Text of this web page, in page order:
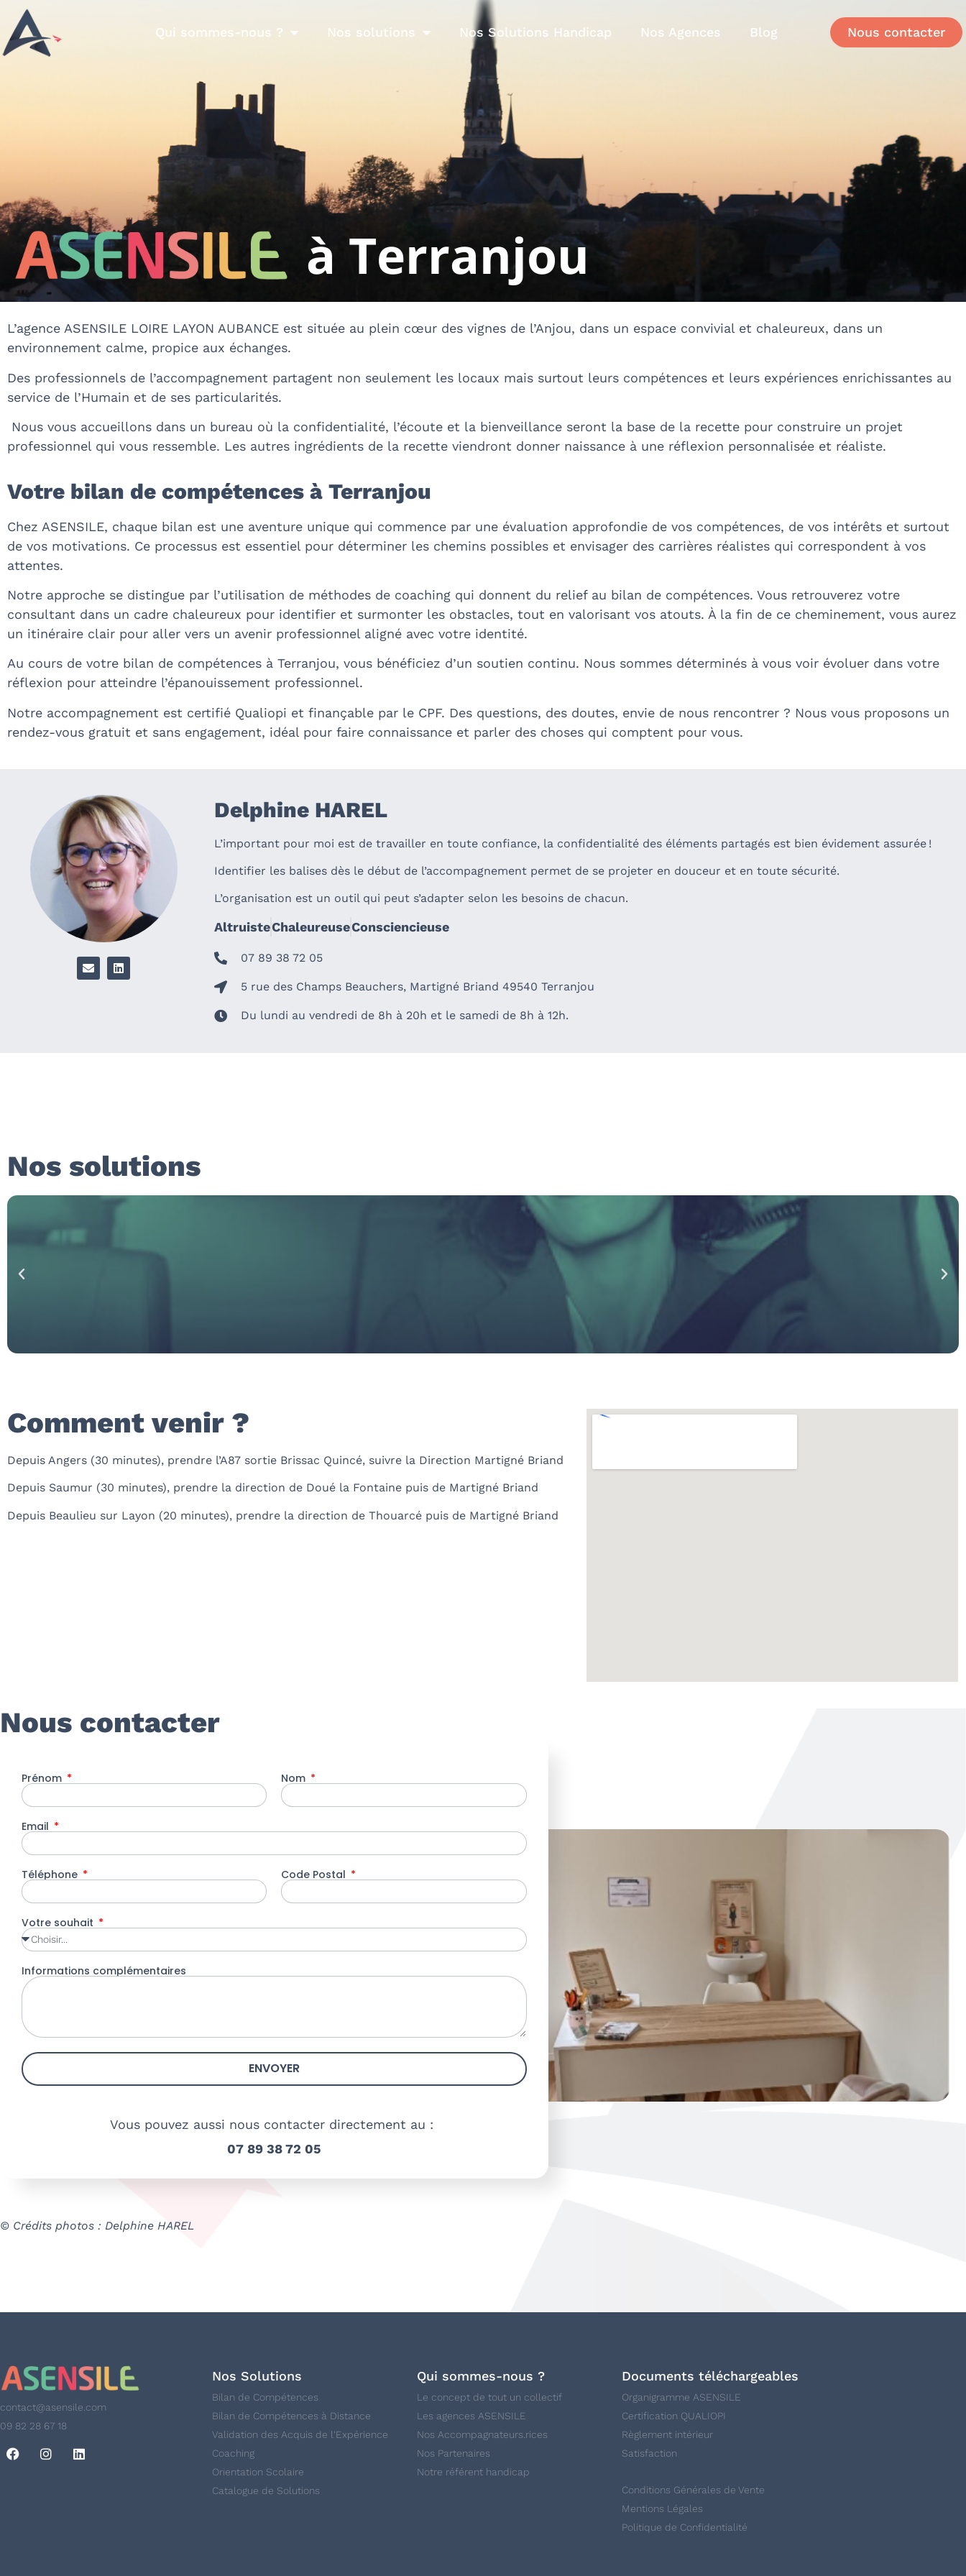
Qui sommes-nous ? Nos solutions Nos Solutions Handicap Nos Agences Blog Nous contacter
à Terranjou
L’agence ASENSILE LOIRE LAYON AUBANCE est située au plein cœur des vignes de l’Anjou, dans un espace convivial et chaleureux, dans un
environnement calme, propice aux échanges.
Des professionnels de l’accompagnement partagent non seulement les locaux mais surtout leurs compétences et leurs expériences enrichissantes au
service de l’Humain et de ses particularités.
Nous vous accueillons dans un bureau où la confidentialité, l’écoute et la bienveillance seront la base de la recette pour construire un projet
professionnel qui vous ressemble. Les autres ingrédients de la recette viendront donner naissance à une réflexion personnalisée et réaliste.
Votre bilan de compétences à Terranjou
Chez ASENSILE, chaque bilan est une aventure unique qui commence par une évaluation approfondie de vos compétences, de vos intérêts et surtout
de vos motivations. Ce processus est essentiel pour déterminer les chemins possibles et envisager des carrières réalistes qui correspondent à vos
attentes.
Notre approche se distingue par l’utilisation de méthodes de coaching qui donnent du relief au bilan de compétences. Vous retrouverez votre
consultant dans un cadre chaleureux pour identifier et surmonter les obstacles, tout en valorisant vos atouts. À la fin de ce cheminement, vous aurez
un itinéraire clair pour aller vers un avenir professionnel aligné avec votre identité.
Au cours de votre bilan de compétences à Terranjou, vous bénéficiez d’un soutien continu. Nous sommes déterminés à vous voir évoluer dans votre
réflexion pour atteindre l’épanouissement professionnel.
Notre accompagnement est certifié Qualiopi et finançable par le CPF. Des questions, des doutes, envie de nous rencontrer ? Nous vous proposons un
rendez-vous gratuit et sans engagement, idéal pour faire connaissance et parler des choses qui comptent pour vous.
Delphine HAREL
L’important pour moi est de travailler en toute confiance, la confidentialité des éléments partagés est bien évidement assurée !
Identifier les balises dès le début de l’accompagnement permet de se projeter en douceur et en toute sécurité.
L’organisation est un outil qui peut s’adapter selon les besoins de chacun.
AltruisteChaleureuseConsciencieuse
07 89 38 72 05
5 rue des Champs Beauchers, Martigné Briand 49540 Terranjou
Du lundi au vendredi de 8h à 20h et le samedi de 8h à 12h.
Nos solutions
Comment venir ?
Depuis Angers (30 minutes), prendre l’A87 sortie Brissac Quincé, suivre la Direction Martigné Briand
Depuis Saumur (30 minutes), prendre la direction de Doué la Fontaine puis de Martigné Briand
Depuis Beaulieu sur Layon (20 minutes), prendre la direction de Thouarcé puis de Martigné Briand
Nous contacter
Prénom Nom
Email
Téléphone Code Postal
Votre souhait
Informations complémentaires
ENVOYER
Vous pouvez aussi nous contacter directement au :
07 89 38 72 05
© Crédits photos : Delphine HAREL
contact@asensile.com
09 82 28 67 18
Nos Solutions
Bilan de Compétences
Bilan de Compétences à Distance
Validation des Acquis de l'Expérience
Coaching
Orientation Scolaire
Catalogue de Solutions
Qui sommes-nous ?
Le concept de tout un collectif
Les agences ASENSILE
Nos Accompagnateurs.rices
Nos Partenaires
Notre référent handicap
Documents téléchargeables
Organigramme ASENSILE
Certification QUALIOPI
Règlement intérieur
Satisfaction
Conditions Générales de Vente
Mentions Légales
Politique de Confidentialité